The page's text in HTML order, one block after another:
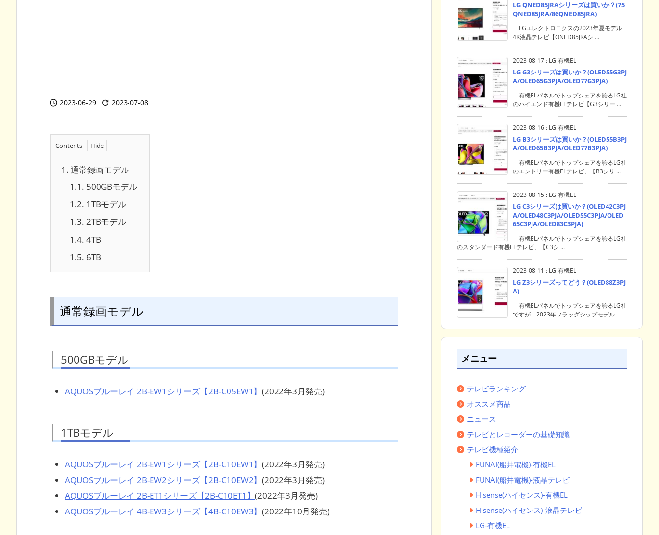
 2023-06-29  2023-07-08
Contents
1. 通常録画モデル
1.1. 500GBモデル
1.2. 1TBモデル
1.3. 2TBモデル
1.4. 4TB
1.5. 6TB
通常録画モデル
500GBモデル
AQUOSブルーレイ 2B-EW1シリーズ【2B-C05EW1】 (2022年3月発売)
1TBモデル
AQUOSブルーレイ 2B-EW1シリーズ【2B-C10EW1】 (2022年3月発売)
AQUOSブルーレイ 2B-EW2シリーズ【2B-C10EW2】 (2022年3月発売)
AQUOSブルーレイ 2B-ET1シリーズ【2B-C10ET1】 (2022年3月発売)
AQUOSブルーレイ 4B-EW3シリーズ【4B-C10EW3】 (2022年10月発売)
LG QNED85JRAシリーズは買いか？(75
QNED85JRA/86QNED85JRA)
LGエレクトロニクスの2023年夏モデル
4K液晶テレビ【QNED85JRAシ ...
2023-08-17 : LG-有機EL
LG G3シリーズは買いか？(OLED55G3PJ
A/OLED65G3PJA/OLED77G3PJA)
有機ELパネルでトップシェアを誇るLG社
のハイエンド有機ELテレビ【G3シリー ...
2023-08-16 : LG-有機EL
LG B3シリーズは買いか？(OLED55B3PJ
A/OLED65B3PJA/OLED77B3PJA)
有機ELパネルでトップシェアを誇るLG社
のエントリー有機ELテレビ、【B3シリ ...
2023-08-15 : LG-有機EL
LG C3シリーズは買いか？(OLED42C3PJ
A/OLED48C3PJA/OLED55C3PJA/OLED
65C3PJA/OLED83C3PJA)
有機ELパネルでトップシェアを誇るLG社
のスタンダード有機ELテレビ、【C3シ ...
2023-08-11 : LG-有機EL
LG Z3シリーズってどう？(OLED88Z3PJ
A)
有機ELパネルでトップシェアを誇るLG社
ですが、2023年フラッグシップモデル ...
メニュー
テレビランキング
オススメ商品
ニュース
テレビとレコーダーの基礎知識
テレビ機種紹介
FUNAI(船井電機)-有機EL
FUNAI(船井電機)-液晶テレビ
Hisense(ハイセンス)-有機EL
Hisense(ハイセンス)-液晶テレビ
LG-有機EL